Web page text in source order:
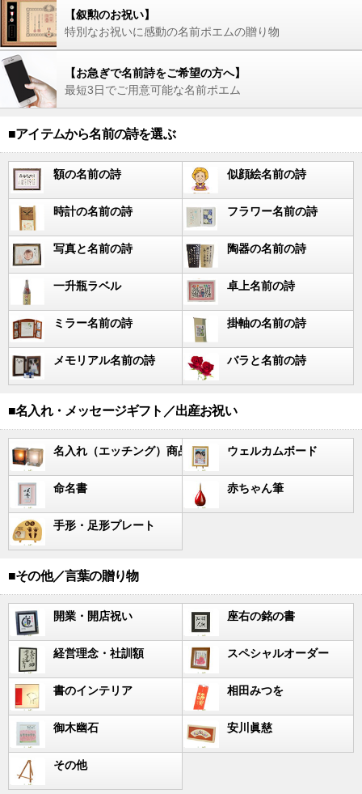
【叙勲のお祝い】
特別なお祝いに感動の名前ポエムの贈り物
【お急ぎで名前詩をご希望の方へ】
最短3日でご用意可能な名前ポエム
■アイテムから名前の詩を選ぶ
額の名前の詩 似顔絵名前の詩
時計の名前の詩 フラワー名前の詩
写真と名前の詩 陶器の名前の詩
一升瓶ラベル 卓上名前の詩
ミラー名前の詩 掛軸の名前の詩
メモリアル名前の詩 バラと名前の詩
■名入れ・メッセージギフト／出産お祝い
名入れ（エッチング）商品 ウェルカムボード
命名書 赤ちゃん筆
手形・足形プレート
■その他／言葉の贈り物
開業・開店祝い 座右の銘の書
経営理念・社訓額 スペシャルオーダー
書のインテリア 相田みつを
御木幽石 安川眞慈
その他